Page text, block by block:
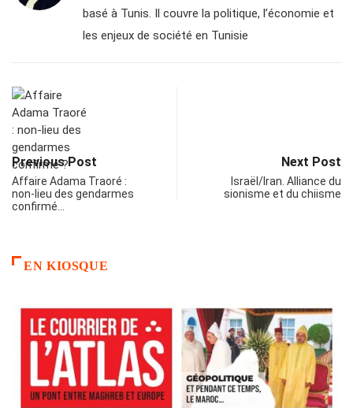
basé à Tunis. Il couvre la politique, l’économie et
les enjeux de société en Tunisie
Previous Post
Affaire Adama Traoré :
non-lieu des gendarmes
confirmé…
Next Post
Israël/Iran. Alliance du
sionisme et du chiisme
EN KIOSQUE